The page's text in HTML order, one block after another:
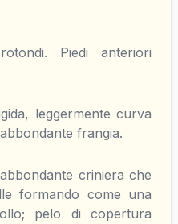
Piedi anteriori
leggermente curva
frangia.
criniera che
formando come una
pelo di copertura